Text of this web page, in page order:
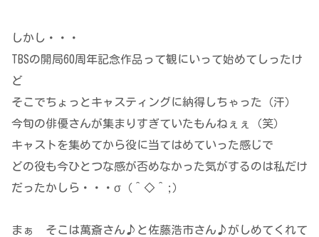
しかし・・・
TBSの開局60周年記念作品って観にいって始めてしったけ
ど
そこでちょっとキャスティングに納得しちゃった（汗）
今旬の俳優さんが集まりすぎていたもんねぇぇ（笑）
キャストを集めてから役に当てはめていった感じで
どの役も今ひとつな感が否めなかった気がするのは私だけ
だったかしら・・・σ（＾◇＾;）
まぁ そこは萬斎さん♪と佐藤浩市さん♪がしめてくれて